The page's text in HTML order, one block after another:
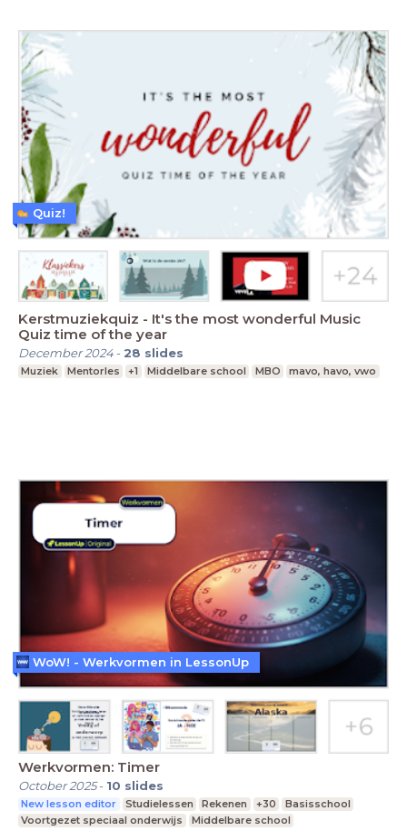
Kerstmuziekquiz - It's the most wonderful Music
Quiz time of the year
December 2024- 28 slides
Muziek Mentorles +1 Middelbare school MBO mavo, havo, vwo
Quiz!
Werkvormen: Timer
October 2025- 10 slides
New lesson editor Studielessen Rekenen +30
Basisschool
Voortgezet speciaal onderwijs
Middelbare school
WoW! - Werkvormen in LessonUp